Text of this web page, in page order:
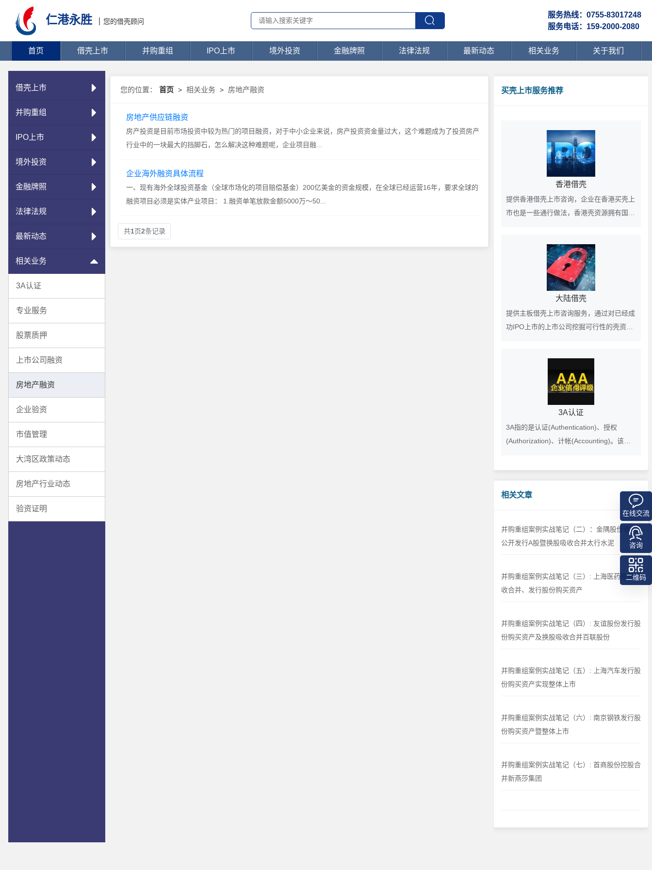
仁港永胜 您的借壳顾问
服务热线：0755-83017248
服务电话：159-2000-2080
首页 借壳上市 并购重组 IPO上市 境外投资 金融牌照 法律法规 最新动态 相关业务 关于我们
借壳上市
并购重组
IPO上市
境外投资
金融牌照
法律法规
最新动态
相关业务
3A认证
专业服务
股票质押
上市公司融资
房地产融资
企业验资
市值管理
大湾区政策动态
房地产行业动态
验资证明
您的位置： 首页 > 相关业务 > 房地产融资
房地产供应链融资
房产投资是目前市场投资中较为热门的项目融资，对于中小企业来说，房产投资资金量过大，这个难题成为了投资房产
行业中的一块最大的挡脚石，怎么解决这种难题呢，企业项目融...
企业海外融资具体流程
一、现有海外全球投资基金（全球市场化的项目赔偿基金）200亿美金的资金规模，在全球已经运营16年，要求全球的
融资项目必须是实体产业项目： 1.融资单笔放款金额5000万～50...
共1页2条记录
买壳上市服务推荐
香港借壳
提供香港借壳上市咨询，企业在香港买壳上
市也是一些通行做法，香港壳资源拥有国际
大陆借壳
提供主板借壳上市咨询服务，通过对已经成
功IPO上市的上市公司挖掘可行性的壳资
3A认证
3A指的是认证(Authentication)、授权
(Authorization)、计帐(Accounting)。该认
相关文章
并购重组案例实战笔记（二）：金隅股份首次
公开发行A股暨换股吸收合并太行水泥
并购重组案例实战笔记（三）: 上海医药换股吸
收合并、发行股份购买资产
并购重组案例实战笔记（四）: 友谊股份发行股
份购买资产及换股吸收合并百联股份
并购重组案例实战笔记（五）: 上海汽车发行股
份购买资产实现整体上市
并购重组案例实战笔记（六）: 南京钢铁发行股
份购买资产暨整体上市
并购重组案例实战笔记（七）: 首商股份控股合
并新燕莎集团
在线交流
咨询
二维码